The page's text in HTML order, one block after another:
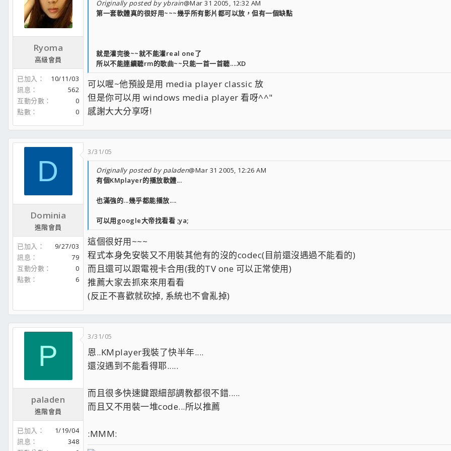
Ryoma
高級會員
已加入
10/11/03
訊息
562
互動分數
0
點數
0
Originally posted by ybrain@Mar 31 2005, 12:32 AM
第一套軟體真的很好用~~~幾乎所有影片都可以放，但有一個缺點
就是灌完後~~就不能灌real one了
所以不能連續聽rm的歌曲~~只能一首一首聽....XD
可以喔~他預設是用 media player classic 放
但是你可以用 windows media player 看呀^^"
感謝大大分享呀!
D
Dominia
進階會員
已加入
9/27/03
訊息
79
互動分數
0
點數
6
3/31/05
Originally posted by paladen@Mar 31 2005, 12:26 AM
有個KMplayer的播放軟體...
也滿強的...幾乎都能播放....
可以用google大帝找看看 ;ya;
這個很好用~~~
程式本身免安裝又不用裝其他有的沒的codec(目前還沒遇過不能看的)
而且還可以跟電視卡合用(我的TV one 可以正常使用)
推薦大家去抓來來用看看
(反正不喜歡就砍掉, 系統也不會亂掉)
P
paladen
進階會員
已加入
1/19/04
訊息
348
3/31/05
恩..KMplayer我裝了快半年....
還沒遇到不能看得耶.....
而且很多快速鍵跟細部調教都很不錯.....
而且又不用裝一堆code...所以推薦
:MMM: